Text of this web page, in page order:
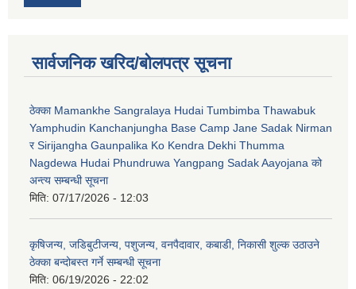
सार्वजनिक खरिद/बोलपत्र सूचना
ठेक्का Mamankhe Sangralaya Hudai Tumbimba Thawabuk
Yamphudin Kanchanjungha Base Camp Jane Sadak Nirman
र Sirijangha Gaunpalika Ko Kendra Dekhi Thumma
Nagdewa Hudai Phundruwa Yangpang Sadak Aayojana को
अन्त्य सम्बन्धी सूचना
मिति: 07/17/2026 - 12:03
कृषिजन्य, जडिबुटीजन्य, पशुजन्य, वनपैदावार, कबाडी, निकासी शुल्क उठाउने
ठेक्का बन्दोबस्त गर्ने सम्बन्धी सूचना
मिति: 06/19/2026 - 22:02